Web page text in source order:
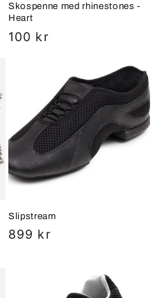
Skospenne med rhinestones -
Heart
Vanlig
100 kr
Slipstream
Vanlig
899 kr